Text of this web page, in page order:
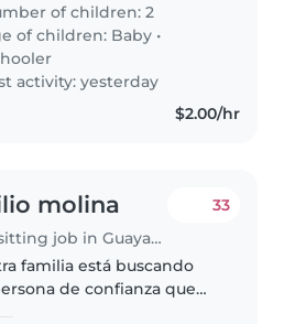
y paciencia y el respeto
un ser pequeño..
of children: 2
of children: Baby •
activity: yesterday
$2.00/hr
molina
Babysitting job in Guayaquil
33
familia está buscando
de confianza que